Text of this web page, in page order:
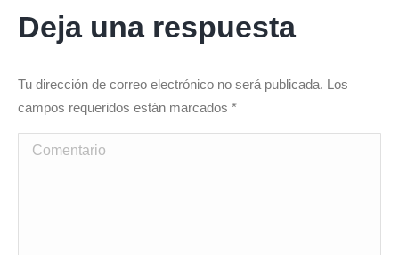
Deja una respuesta
Tu dirección de correo electrónico no será publicada. Los
campos requeridos están marcados *
Comentario